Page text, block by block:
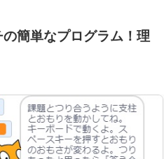
簡単なプログラム！理